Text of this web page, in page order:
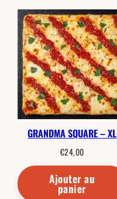
GRANDMA SQUARE – XL
€24,00
Ajouter au
panier